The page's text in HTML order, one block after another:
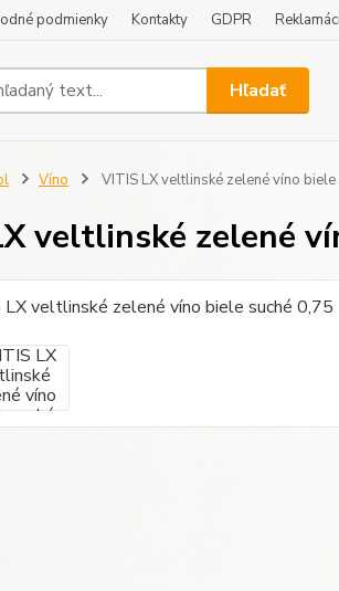
podmienky Kontakty GDPR
Hľadať
Víno VITIS LX veltlinské zelené víno biele
veltlinské zelené